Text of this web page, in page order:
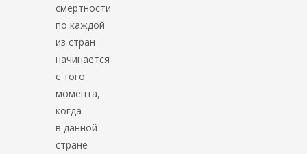
смертности
по каждой
из стран
начинается
с того
момента,
когда
в данной
стране